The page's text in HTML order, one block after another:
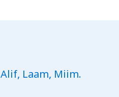
Alif, Laam, Miim.